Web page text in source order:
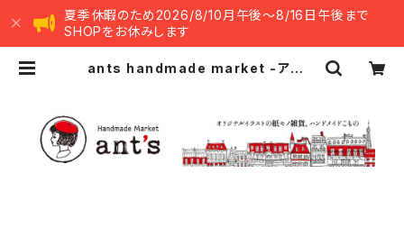
夏季休暇のため2026/8/10月午後～8/16日午後まで
SHOPをお休みします
ants handmade market -アンツ